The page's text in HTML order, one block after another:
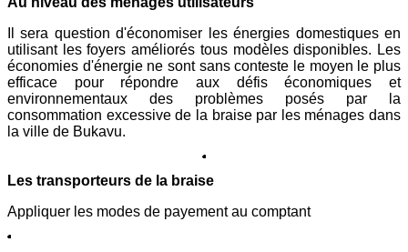
Il sera question d'économiser les énergies domestiques en
utilisant les foyers améliorés tous modèles disponibles. Les
économies d'énergie ne sont sans conteste le moyen le plus
efficace pour répondre aux défis économiques et
environnementaux des problèmes posés par la
consommation excessive de la braise par les ménages dans
la ville de Bukavu.
Les transporteurs de la braise
Appliquer les modes de payement au comptant